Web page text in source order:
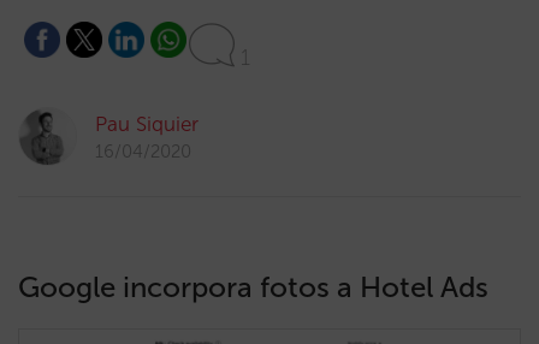
1
Pau Siquier
16/04/2020
Google incorpora fotos a Hotel Ads